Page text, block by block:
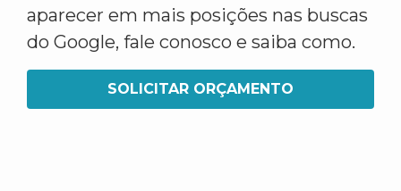
aparecer em mais posições nas buscas
do Google, fale conosco e saiba como.
SOLICITAR ORÇAMENTO